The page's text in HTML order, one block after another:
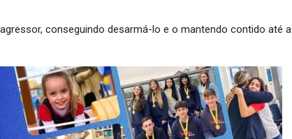
conseguindo desarmá-lo e o mantendo contido até a